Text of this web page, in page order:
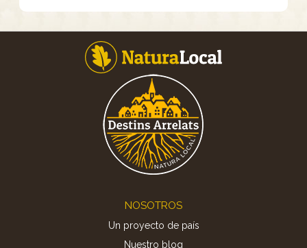
NOSOTROS
Un proyecto de país
Nuestro blog